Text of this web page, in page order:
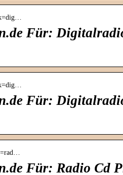
Für:
Für:
Für: Radio Cd